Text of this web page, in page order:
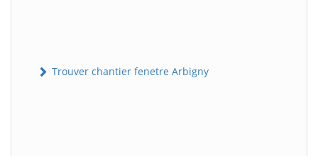
Trouver chantier fenetre Arbigny